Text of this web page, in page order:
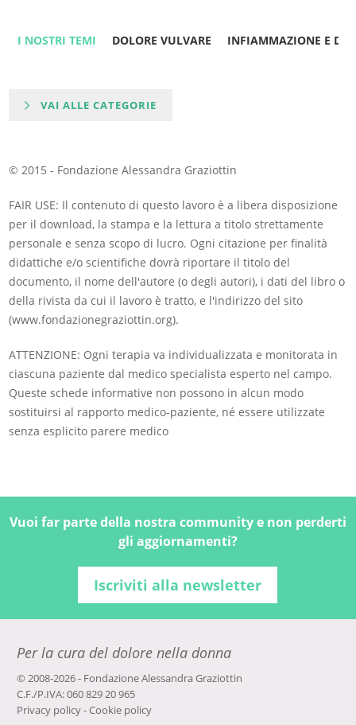
I NOSTRI TEMI DOLORE VULVARE INFIAMMAZIONE E
VAI ALLE CATEGORIE
© 2015 - Fondazione Alessandra Graziottin
FAIR USE: Il contenuto di questo lavoro è a libera disposizione
per il download, la stampa e la lettura a titolo strettamente
personale e senza scopo di lucro. Ogni citazione per finalità
didattiche e/o scientifiche dovrà riportare il titolo del
documento, il nome dell'autore (o degli autori), i dati del libro o
della rivista da cui il lavoro è tratto, e l'indirizzo del sito
(www.fondazionegraziottin.org).
ATTENZIONE: Ogni terapia va individualizzata e monitorata in
ciascuna paziente dal medico specialista esperto nel campo.
Queste schede informative non possono in alcun modo
sostituirsi al rapporto medico-paziente, né essere utilizzate
senza esplicito parere medico
Vuoi far parte della nostra community e non perderti
gli aggiornamenti?
Iscriviti alla newsletter
Per la cura del dolore nella donna
© 2008-2026 - Fondazione Alessandra Graziottin
C.F./P.IVA: 060 829 20 965
Privacy policy-Cookie policy